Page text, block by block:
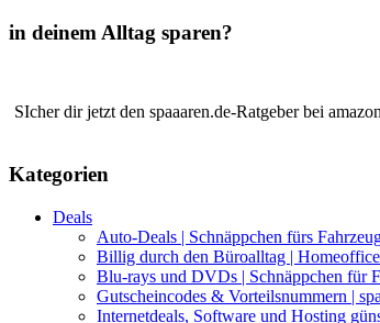
in deinem Alltag sparen?
SIcher dir jetzt den spaaaren.de-Ratgeber bei
Kategorien
Deals
Auto-Deals | Schnäppchen fürs
Billig durch den Büroalltag |
Blu-rays und DVDs | Schnäppchen für
Gutscheincodes & Vorteilsnummern |
Internetdeals, Software und Hosting